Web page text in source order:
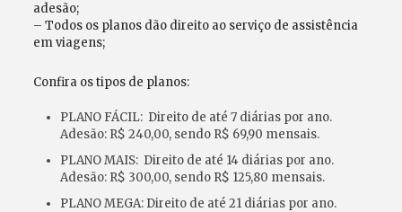
adesão;
– Todos os planos dão direito ao serviço de assistência
em viagens;
Confira os tipos de planos:
PLANO FÁCIL: Direito de até 7 diárias por ano.
Adesão: R$ 240,00, sendo R$ 69,90 mensais.
PLANO MAIS: Direito de até 14 diárias por ano.
Adesão: R$ 300,00, sendo R$ 125,80 mensais.
PLANO MEGA: Direito de até 21 diárias por ano.